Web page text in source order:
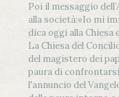
Poi il messaggio
alla società:«Io mi
dica oggi alla Chiesa
La Chiesa del
del magistero dei
paura di
l'annuncio del